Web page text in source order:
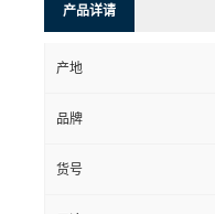
产品详请
产地
品牌
货号